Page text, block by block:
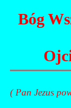
Bóg
( Pan Jezus